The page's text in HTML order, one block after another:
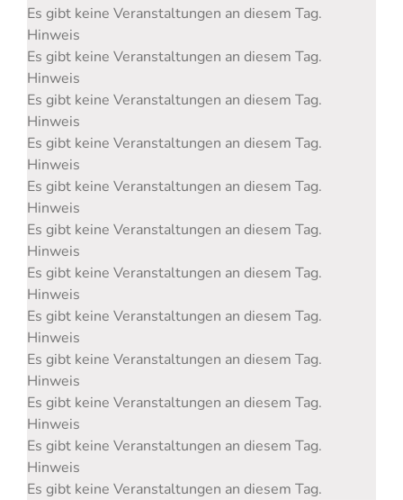
Es gibt keine Veranstaltungen an diesem Tag.
Hinweis
Es gibt keine Veranstaltungen an diesem Tag.
Hinweis
Es gibt keine Veranstaltungen an diesem Tag.
Hinweis
Es gibt keine Veranstaltungen an diesem Tag.
Hinweis
Es gibt keine Veranstaltungen an diesem Tag.
Hinweis
Es gibt keine Veranstaltungen an diesem Tag.
Hinweis
Es gibt keine Veranstaltungen an diesem Tag.
Hinweis
Es gibt keine Veranstaltungen an diesem Tag.
Hinweis
Es gibt keine Veranstaltungen an diesem Tag.
Hinweis
Es gibt keine Veranstaltungen an diesem Tag.
Hinweis
Es gibt keine Veranstaltungen an diesem Tag.
Hinweis
Es gibt keine Veranstaltungen an diesem Tag.